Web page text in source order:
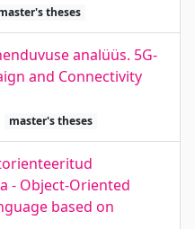
theses
analüüs. 5G-
and Connectivity
master's theses
- Object-Oriented
based on